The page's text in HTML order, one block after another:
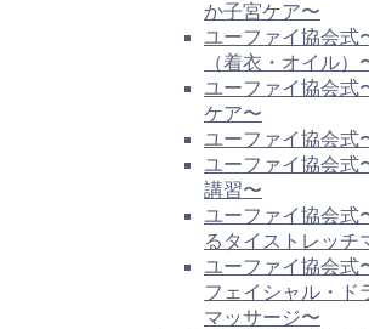
か子宮ケア〜
ユーファイ協会式
（着衣・オイル）
ユーファイ協会式
ケア〜
ユーファイ協会式
ユーファイ協会式
講習〜
ユーファイ協会式
るタイストレッチ
ユーファイ協会式
フェイシャル・ド
マッサージ〜